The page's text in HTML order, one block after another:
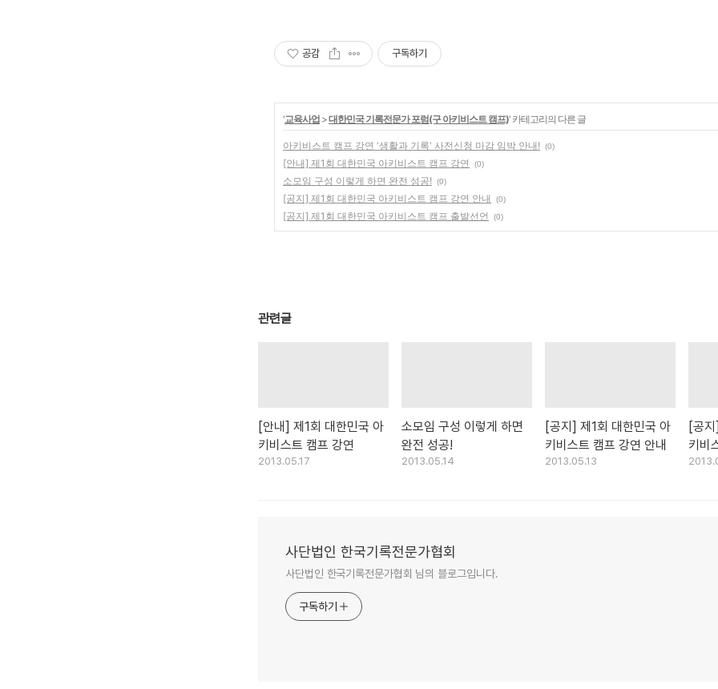
공감 구독하기
'교육사업 >대한민국 기록전문가 포럼(구 아키비스트 캠프)' 카테고리의 다른 글
아키비스트 캠프 강연 '생활과 기록' 사전신청 마감 임박 안내! (0)
[안내] 제1회 대한민국 아키비스트 캠프 강연 (0)
소모임 구성 이렇게 하면 완전 성공! (0)
[공지] 제1회 대한민국 아키비스트 캠프 강연 안내 (0)
[공지] 제1회 대한민국 아키비스트 캠프 출발선언 (0)
관련글
[안내] 제1회 대한민국 아
키비스트 캠프 강연
2013.05.17
소모임 구성 이렇게 하면
완전 성공!
2013.05.14
[공지] 제1회 대한민국 아
키비스트 캠프 강연 안내
2013.05.13
[공
키비
사단법인 한국기록전문가협회
사단법인 한국기록전문가협회 님의 블로그입니다.
구독하기